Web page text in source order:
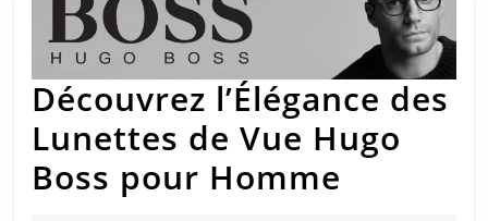
Découvrez l’Élégance des
Lunettes de Vue Hugo
Boss pour Homme